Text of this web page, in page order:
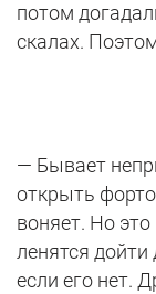
потом
скалах.
— Бывает
открыть
воняет. Но
ленятся
если его нет.